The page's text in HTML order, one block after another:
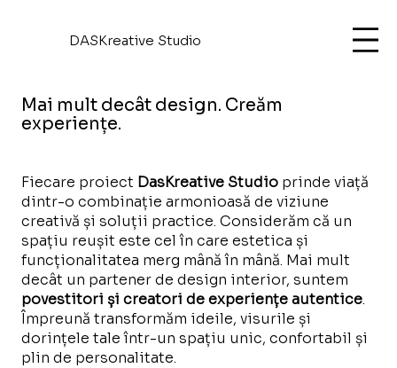
DASKreative Studio
Mai mult decât design. Creăm
experiențe.
Fiecare proiect DasKreative Studioprinde viață
dintr-o combinație armonioasă de viziune
creativă și soluții practice. Considerăm că un
spațiu reușit este cel în care estetica și
funcționalitatea merg mână în mână. Mai mult
decât un partener de design interior, suntem
povestitori și creatori de experiențe autentice.
Împreună transformăm ideile, visurile și
dorințele tale într-un spațiu unic, confortabil și
plin de personalitate.